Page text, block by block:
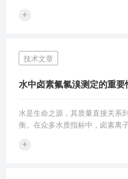
用代表了热处理工艺的一项革命
理要求。2.温度均匀：炉体设计
内的均匀分布，提高热处理的一
用高性能的保温材料和加热元件
率。4.操作简便：集成自动化的控
+
技术文章
水中卤素氟氯溴测定的重要
水是生命之源，其质量直接关系
衡。在众多水质指标中，卤素离
本文将探讨水中卤素（氟、氯、
+